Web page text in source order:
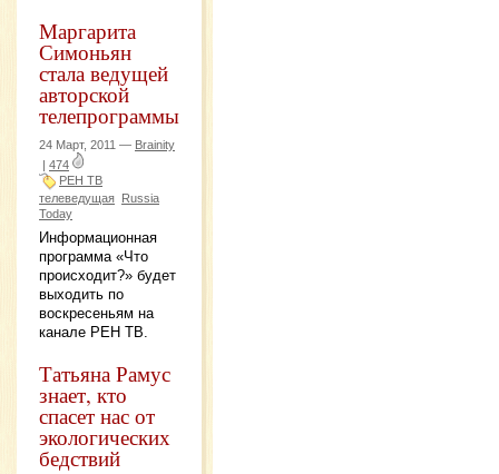
Маргарита
Симоньян
стала ведущей
авторской
телепрограммы
24 Март, 2011 — Brainity
| 474
РЕН ТВ
телеведущая Russia
Today
Информационная
программа «Что
происходит?» будет
выходить по
воскресеньям на
канале РЕН ТВ.
Татьяна Рамус
знает, кто
спасет нас от
экологических
бедствий